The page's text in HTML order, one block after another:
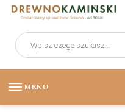
Wyszukiwarka
produktów
MENU